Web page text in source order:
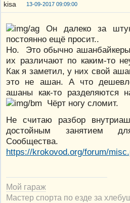
13-09-2017 09:09:00
Он далеко за
постоянно ещё просит..
Но. Это обычно ашанбайкеры
их различают по каким-то
Как я заметил, у них свой
это не ашан. А что
ашаны как-то разделяются
Чёрт ногу сломит.
Не считаю разбор
достойным занятием
Сообщества.
https://krokovod.org/forum/
Мой гараж
Мастер спорта по езде за